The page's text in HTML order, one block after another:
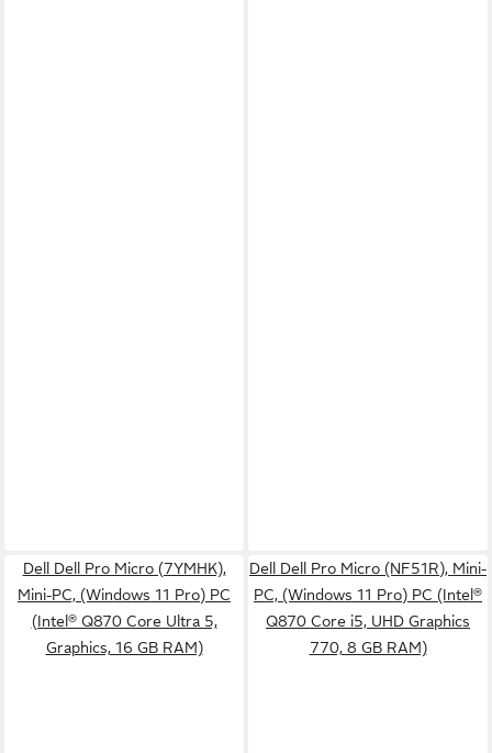
Dell Dell Pro Micro (7YMHK),
Mini-PC, (Windows 11 Pro) PC
(Intel® Q870 Core Ultra 5,
Graphics, 16 GB RAM)
Dell Dell Pro Micro (NF51R), Mini-
PC, (Windows 11 Pro) PC (Intel®
Q870 Core i5, UHD Graphics
770, 8 GB RAM)